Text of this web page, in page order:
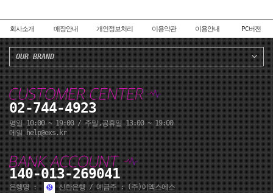
페이코 ID로 페이코
회사소개 매장안내 개인정보처리 이용약관 이용안내 PC버전
OUR BRAND
02-744-4923
평일 10:00 ~ 19:00 / 주말,공휴일 13:00 ~ 19:00
메일 help@exs.kr
140-013-269041
은행명 : 신한은행 / 예금주 : (주)이엑스에스